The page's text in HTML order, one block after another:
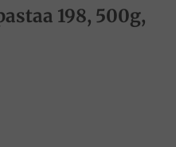
198, 500g,